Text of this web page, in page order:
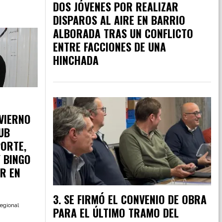
BINGO
EN
DOS JÓVENES POR REALIZAR
DISPAROS AL AIRE EN BARRIO
ALBORADA TRAS UN CONFLICTO
ENTRE FACCIONES DE UNA
HINCHADA
SE FIRMÓ EL CONVENIO DE OBRA
PARA EL ÚLTIMO TRAMO DEL